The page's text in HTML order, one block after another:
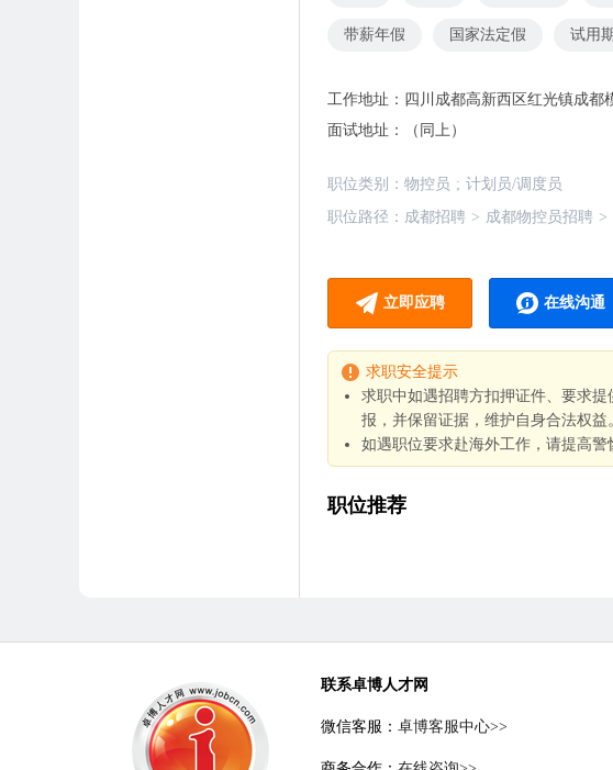
带薪年假 国家法定假 试用
工作地址： 四川成都高新西区红光镇成都
面试地址：
（同上）
职位类别： 物控员 ; 计划员/调度员
职位路径： 成都招聘 > 成都物控员招聘 >
立即应聘 在线沟通
求职安全提示
求职中如遇招聘方扣押证件、要求
报，并保留证据，维护自身合法权益
如遇职位要求赴海外工作，请提高警
职位推荐
联系卓博人才网
微信客服： 卓博客服中心>>